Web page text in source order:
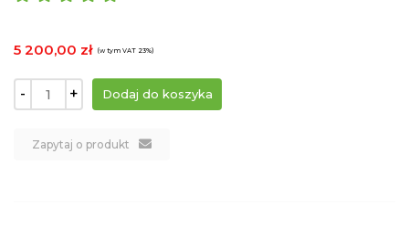
5 200,00 zł (w tym VAT 23%)
- +
Zapytaj o produkt